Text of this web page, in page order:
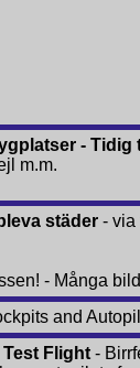
- Tidig
m.m.
städer - via
- Många
and
Flight -